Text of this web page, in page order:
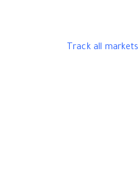
Track all